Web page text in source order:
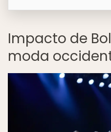
Impacto de
moda